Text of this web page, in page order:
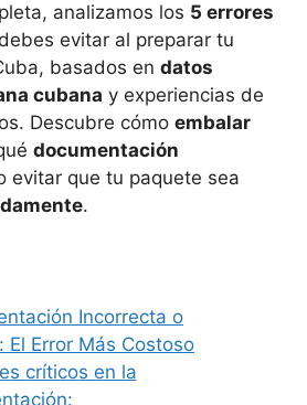
analizamos los 5 errores
evitar al preparar tu
basados en datos
cubana y experiencias de
Descubre cómo embalar
documentación
evitar que tu paquete sea
.
Incorrecta o
El Error Más Costoso
críticos en la